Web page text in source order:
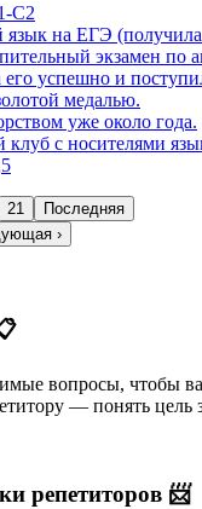
C2
язык на ЕГЭ
экзамен по
успешно и
медалью.
уже около года.
с носителями
21
Последняя
›
вопросы, чтобы
— понять цель
репетиторов 📨